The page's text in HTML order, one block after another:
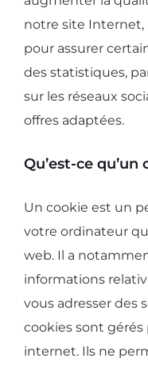
notre site Internet,
pour assurer
des statistiques,
sur les réseaux
offres adaptées.
Qu’est-ce qu’un
Un cookie est un
votre ordinateur
web. Il a
informations
vous adresser des
cookies sont
internet. Ils ne